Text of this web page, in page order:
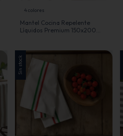
4 colores
Mantel Cocina Repelente
Líquidos Premium 150x200
Sin stock